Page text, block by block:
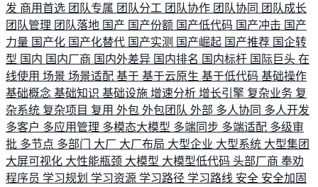
发 商用首选 团队专属 团队分工 团队协作 团队协同 团队成长
团队管理 团队落地 国产 国产份额 国产低代码 国产冲击 国产
力量 国产化 国产化替代 国产实测 国产崛起 国产推荐 国企转
型 国内 国内厂商 国内外差异 国内排名 国内标杆 国际巨头 在
线使用 场景 场景适配 基于 基于云原生 基于低代码 基础操作
基础概念 基础知识 基础设施 增速分析 增长引擎 复杂业务 复
杂系统 复杂项目 复用 外包 外包团队 外部 多人协同 多人开发
多客户 多应用管理 多模态大模型 多端同步 多端适配 多级审
批 多节点 多部门 大厂 大厂布局 大型企业 大型系统 大型集团
大屏可视化 大性能瓶颈 大模型 大模型低代码 头部厂商 奉劝
程序员 学习规划 学习资源 学习路径 学习路线 安全 安全加固